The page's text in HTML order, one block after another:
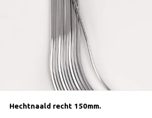
Hechtnaald recht 150mm.